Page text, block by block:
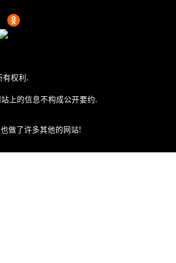
有权利.
上的信息不构成公开要约.
做了许多其他的网站!